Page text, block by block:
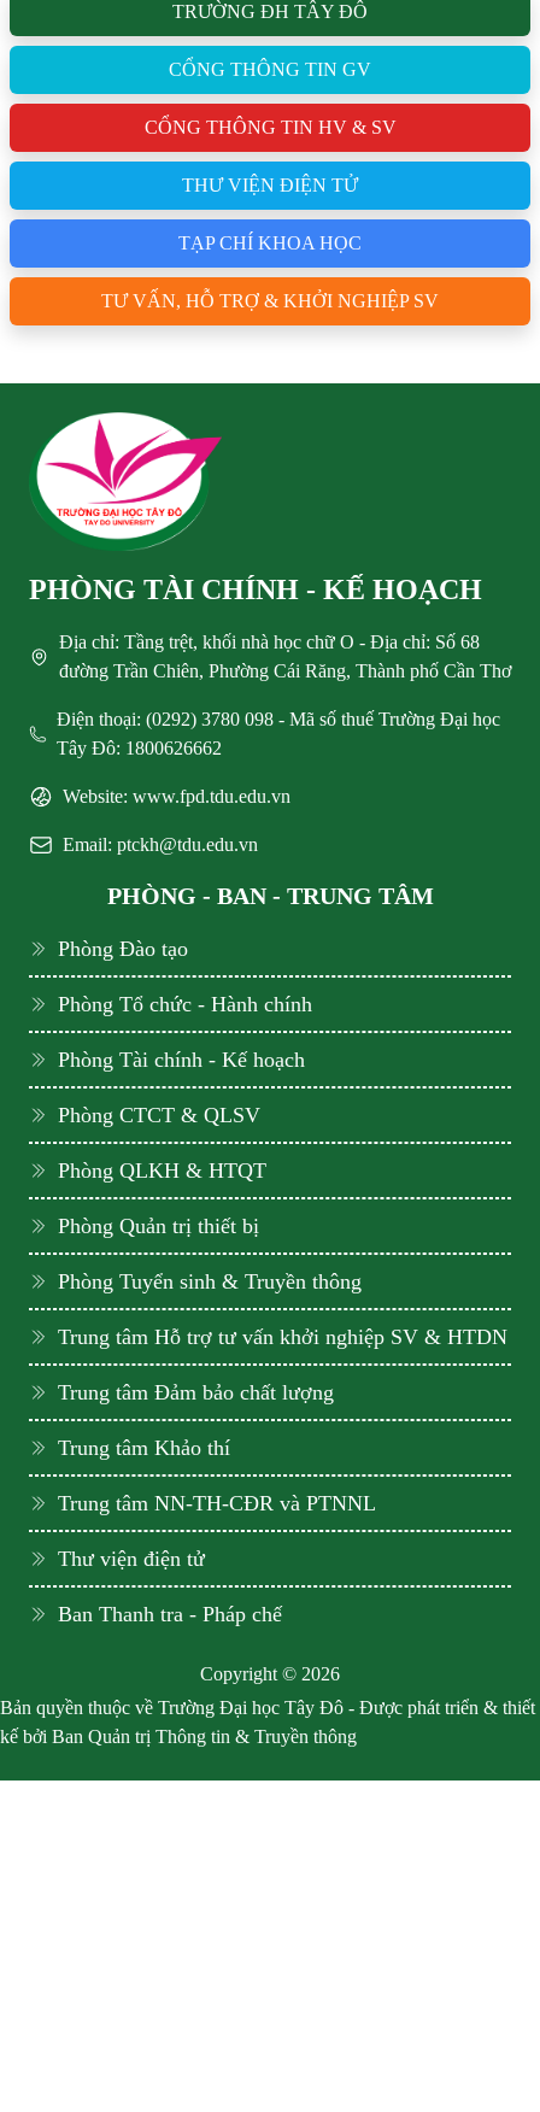
TRƯỜNG ĐH TÂY ĐÔ
CỔNG THÔNG TIN GV
CỔNG THÔNG TIN HV & SV
THƯ VIỆN ĐIỆN TỬ
TẠP CHÍ KHOA HỌC
TƯ VẤN, HỖ TRỢ & KHỞI NGHIỆP SV
PHÒNG TÀI CHÍNH - KẾ HOẠCH
Địa chỉ: Tầng trệt, khối nhà học chữ O - Địa chỉ: Số 68
đường Trần Chiên, Phường Cái Răng, Thành phố Cần Thơ
Điện thoại: (0292) 3780 098 - Mã số thuế Trường Đại học
Tây Đô: 1800626662
Website: www.fpd.tdu.edu.vn
Email: ptckh@tdu.edu.vn
PHÒNG - BAN - TRUNG TÂM
Phòng Đào tạo
Phòng Tổ chức - Hành chính
Phòng Tài chính - Kế hoạch
Phòng CTCT & QLSV
Phòng QLKH & HTQT
Phòng Quản trị thiết bị
Phòng Tuyển sinh & Truyền thông
Trung tâm Hỗ trợ tư vấn khởi nghiệp SV & HTDN
Trung tâm Đảm bảo chất lượng
Trung tâm Khảo thí
Trung tâm NN-TH-CĐR và PTNNL
Thư viện điện tử
Ban Thanh tra - Pháp chế
Copyright © 2026
Bản quyền thuộc về Trường Đại học Tây Đô - Được phát triển & thiết
kế bởi Ban Quản trị Thông tin & Truyền thông